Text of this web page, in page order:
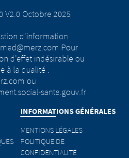
V2.0 Octobre 2025
d'information
Pour
d'effet indésirable ou
à la qualité :
ou
sante.gouv.fr
INFORMATIONS GÉNÉRALES
MENTIONS LÉGALES
POLITIQUE DE
CONFIDENTIALITÉ